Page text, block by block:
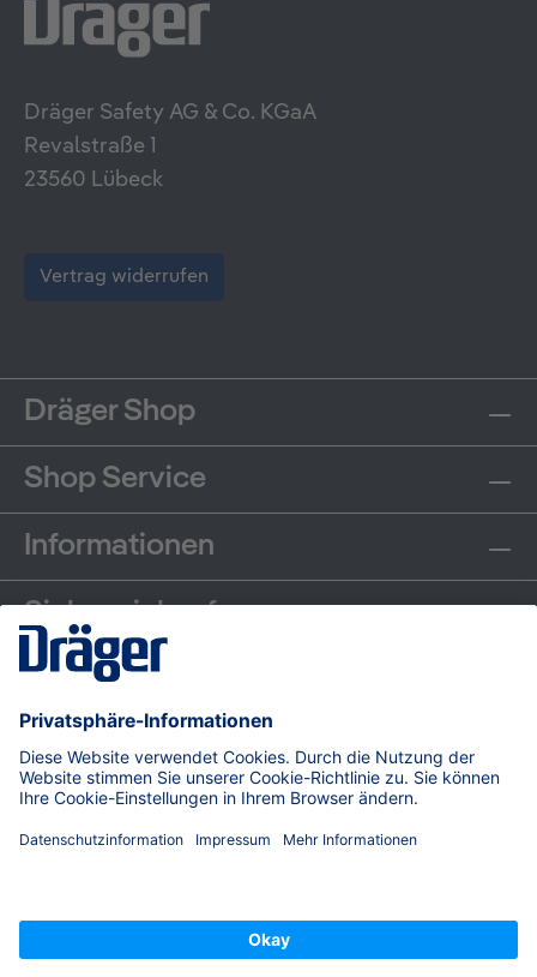
Dräger Safety AG & Co. KGaA
Revalstraße 1
23560 Lübeck
Vertrag widerrufen
Dräger Shop
Shop Service
Informationen
Sicher einkaufen
Communities
Zahlungsarten
Versand